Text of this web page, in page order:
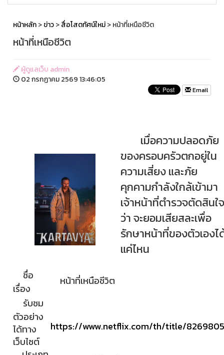
หน้าหลัก>ข่าว>สื่อโสตทัศน์ใหม่> หน้าที่เหนือชีวิต
หน้าที่เหนือชีวิต
ผู้ดูแลเว็บ admin
02 กรกฏาคม 2569 13:46:05
Email
เมื่อความปลอดภัย
ของครอบครัวตกอยู่ใน
ความเสี่ยง และภัย
คุกคามกำลังใกล้เข้ามา
เจ้าหน้าที่ตำรวจตัดสินใจ
ว่า จะยอมเสียสละเพื่อ
รักษาหน้าที่ของตัวเองไ
แค่ไหน
ชื่อ
เรื่อง
หน้าที่เหนือชีวิต
รับชม
ตัวอย่าง
ได้ทาง
เว็บไซต์
https://www.netflix.com/th/title/